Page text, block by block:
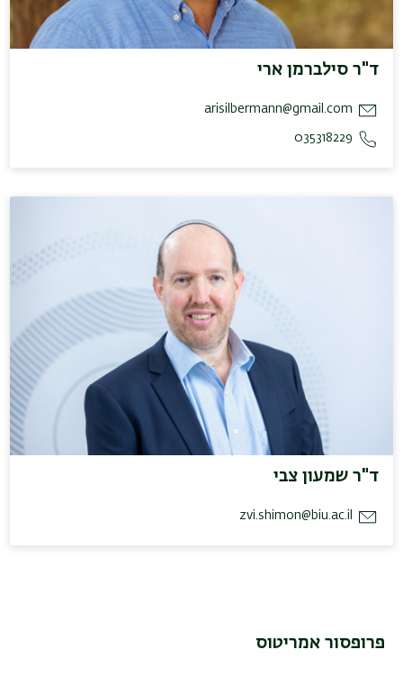
ד"ר סילברמן ארי
arisilbermann@gmail.com
035318229
ד"ר שמעון צבי
zvi.shimon@biu.ac.il
פרופסור אמריטוס